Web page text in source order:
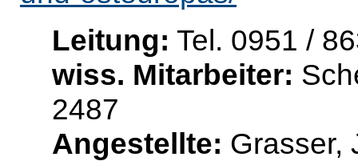
Leitung: Tel. 0951 /
wiss. Mitarbeiter:
2487
Angestellte: Grasser,